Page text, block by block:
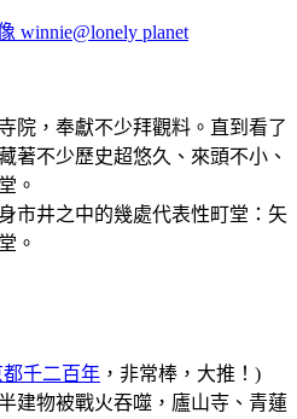
winnie@lonely planet
院，奉獻不少拜觀料。直到看了
著不少歷史超悠久、來頭不小、
。
市井之中的幾處代表性町堂：矢
。
都千二百年 ，非常棒，大推！)
建物被戰火吞噬，廬山寺、青蓮